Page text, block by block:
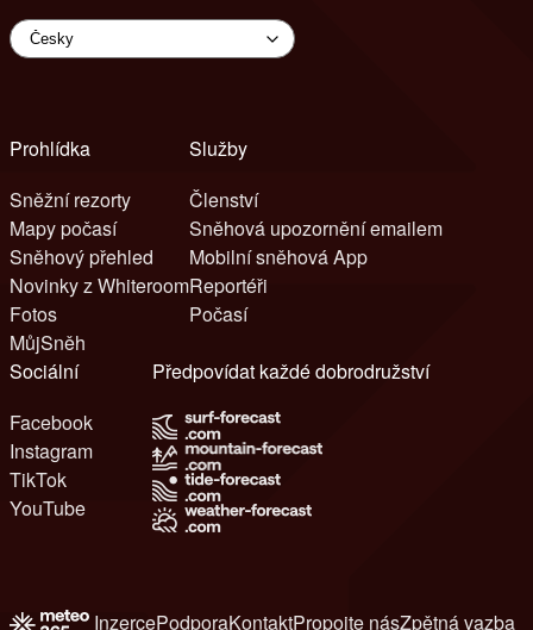
Prohlídka
Sněžní rezorty
Mapy počasí
Sněhový přehled
Novinky z Whiteroom
Fotos
MůjSněh
Služby
Členství
Sněhová upozornění emailem
Mobilní sněhová App
Reportéři
Počasí
Sociální
Facebook
Instagram
TikTok
YouTube
Předpovídat každé dobrodružství
InzercePodporaKontaktPropojte násZpětná vazba